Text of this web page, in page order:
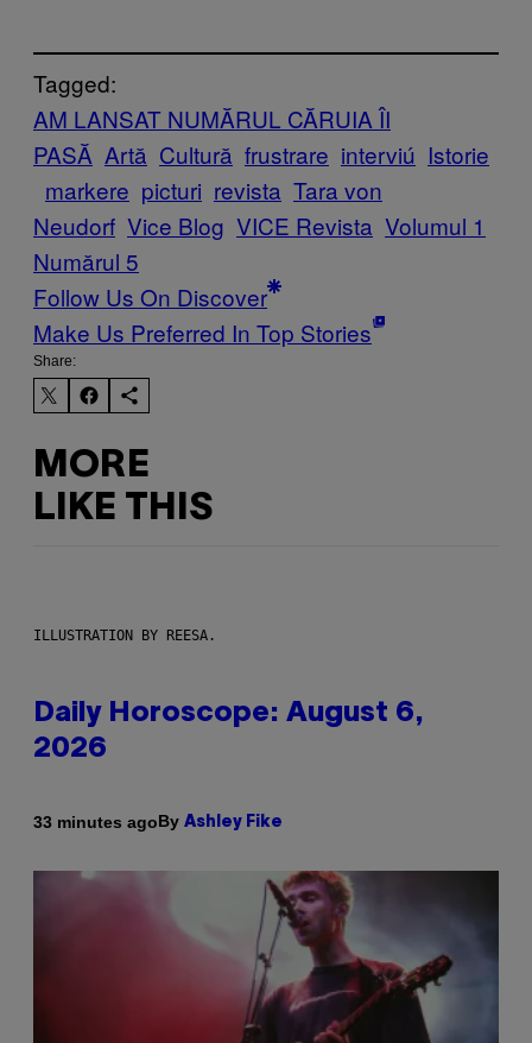
Tagged:
AM LANSAT NUMĂRUL CĂRUIA ÎI
PASĂ Artă Cultură frustrare interviú Istorie
markere picturi revista Tara von
Neudorf Vice Blog VICE Revista Volumul 1
Numărul 5
Follow Us On Discover
Make Us Preferred In Top Stories
Share:
MORE
LIKE THIS
ILLUSTRATION BY REESA.
Daily Horoscope: August 6,
2026
33 minutes agoBy Ashley Fike